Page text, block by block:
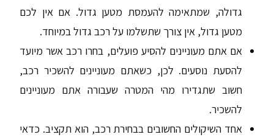
גדולה, שמתאימה להעמסת מטען גדול. אם אין לכם
מטען גדול, אין צורך שתשלמו על רכב גדול במיוחד.
אם אתם מעוניינים להסיע פועלים, בחרו רכב אשר מיועד
להסעת נוסעים. לכן, כשאתם מעוניינים להשכיר רכב,
חשוב שתגדירו מהי המטרה שעבורה אתם מעוניינים
להשכיר.
אחד השיקולים החשובים בבחירת רכב, הוא תקציב. כדאי